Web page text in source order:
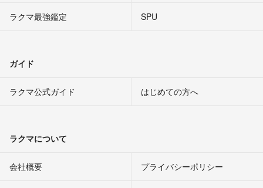
ラクマ最強鑑定
SPU
ガイド
ラクマ公式ガイド はじめての方へ
ラクマについて
会社概要 プライバシーポリシー